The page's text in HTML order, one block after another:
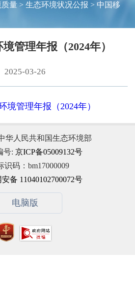
量> 生态环境状况公报 > 中国移
管理年报（2024年）
2025-03-26
境管理年报（2024年）
华人民共和国生态环境部
号: 京ICP备05009132号
识码：bm17000009
备 11040102700072号
电脑版